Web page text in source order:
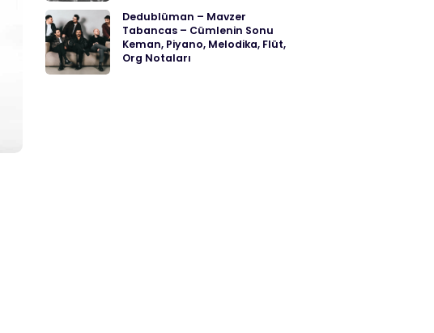
Dedublüman – Mavzer
Tabancas – Cümlenin Sonu
Keman, Piyano, Melodika, Flüt,
Org Notaları